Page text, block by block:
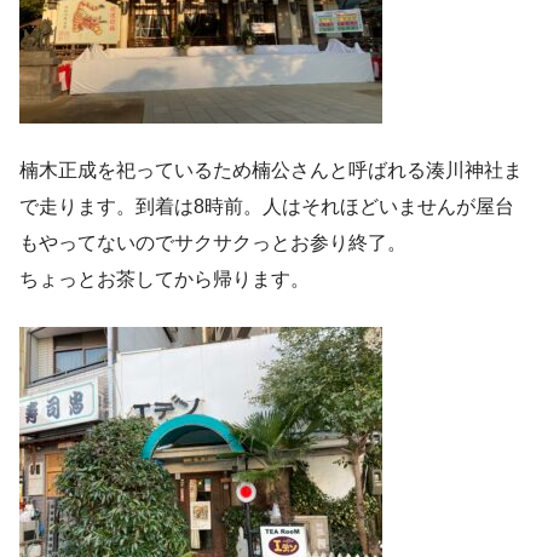
楠木正成を祀っているため楠公さんと呼ばれる湊川神社ま
で走ります。到着は8時前。人はそれほどいませんが屋台
もやってないのでサクサクっとお参り終了。
ちょっとお茶してから帰ります。